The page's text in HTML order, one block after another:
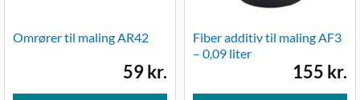
Omrører til maling AR42
59kr.
Fiber additiv til maling AF3
– 0,09 liter
155 kr.